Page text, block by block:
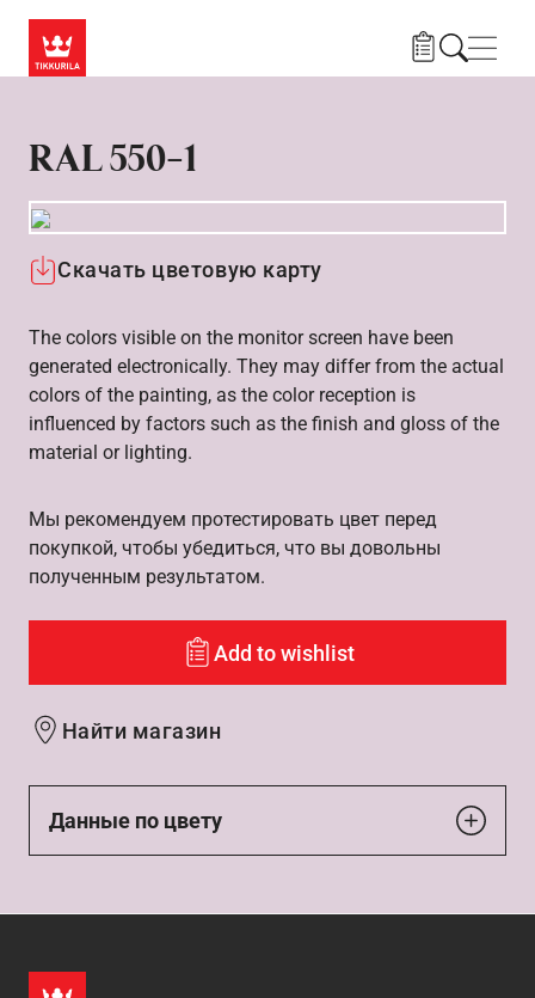
RAL 550-1
Скачать цветовую карту
The colors visible on the monitor screen have been
generated electronically. They may differ from the actual
colors of the painting, as the color reception is
influenced by factors such as the finish and gloss of the
material or lighting.
Мы рекомендуем протестировать цвет перед
покупкой, чтобы убедиться, что вы довольны
полученным результатом.
Add to wishlist
Найти магазин
Данные по цвету